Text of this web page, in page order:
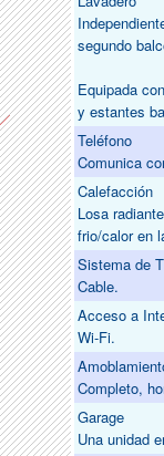
segundo
Equipada
y estantes
Teléfono
Comunica
Calefacción
Losa
frio/calor en
Sistema de
Cable.
Acceso a
Wi-Fi.
Completo,
Garage
Una unidad